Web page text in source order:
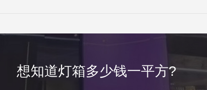
想知道灯箱多少钱一平方?